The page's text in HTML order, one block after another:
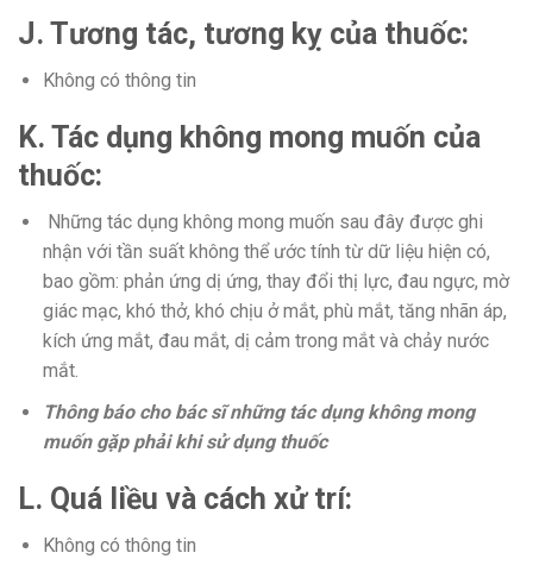
J. Tương tác, tương kỵ của thuốc:
Không có thông tin
K. Tác dụng không mong muốn của
thuốc:
Những tác dụng không mong muốn sau đây được ghi
nhận với tần suất không thể ước tính từ dữ liệu hiện có,
bao gồm: phản ứng dị ứng, thay đổi thị lực, đau ngực, mờ
giác mạc, khó thở, khó chịu ở mắt, phù mắt, tăng nhãn áp,
kích ứng mắt, đau mắt, dị cảm trong mắt và chảy nước
mắt.
Thông báo cho bác sĩ những tác dụng không mong
muốn gặp phải khi sử dụng thuốc
L. Quá liều và cách xử trí:
Không có thông tin